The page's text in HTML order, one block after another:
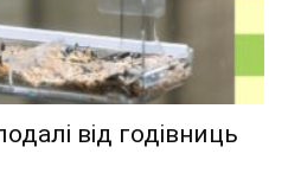
від годівниць